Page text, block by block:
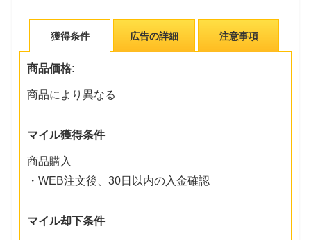
獲得条件 広告の詳細 注意事項
商品価格:
商品により異なる
マイル獲得条件
商品購入
・WEB注文後、30日以内の入金確認
マイル却下条件